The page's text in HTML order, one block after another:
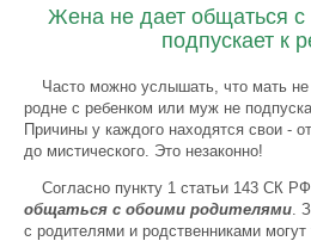
Жена не дает общаться
подпускает к
Часто можно услышать, что мать
родне с ребенком или муж не
Причины у каждого находятся свои -
до мистического. Это незаконно!
Согласно пункту 1 статьи 143 СК РФ
общаться с обоими родителями.
с родителями и родственниками могут